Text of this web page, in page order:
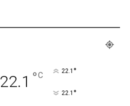
22.1 °C 22.1 °
22.1 °